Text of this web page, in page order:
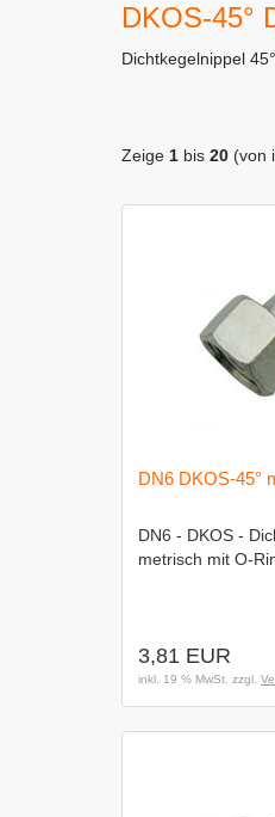
DKOS-45°
Dichtkegelnippel
Zeige 1 bis 20 (von
DN6 DKOS-45°
DN6 - DKOS -
metrisch mit O-
3,81 EUR
inkl. 19 % MwSt. zzgl.